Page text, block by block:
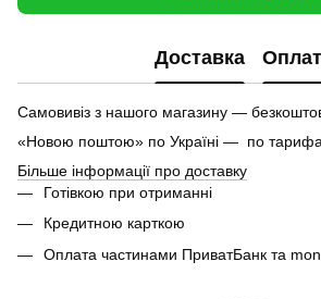
Доставка
Самовивіз з нашого магазину —
«Новою поштою» по Україні — по
Більше інформації про доставку
Готівкою при отриманні
Кредитною карткою
Оплата частинами ПриватБанк та